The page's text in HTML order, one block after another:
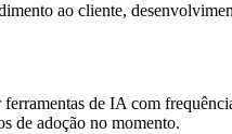
ao cliente,
de IA com
de adoção no momento.